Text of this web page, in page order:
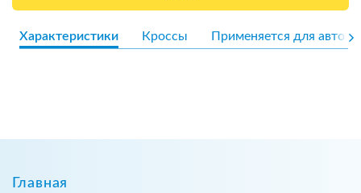
Характеристики Кроссы Применяется для авто
Главная